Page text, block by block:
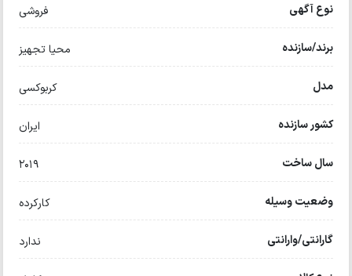
نوع آگهی فروشی
برند/سازنده محیا تجهیز
مدل کربوکسی
کشور سازنده ایران
سال ساخت 2019
وضعیت وسیله کارکرده
گارانتی/وارانتی ندارد